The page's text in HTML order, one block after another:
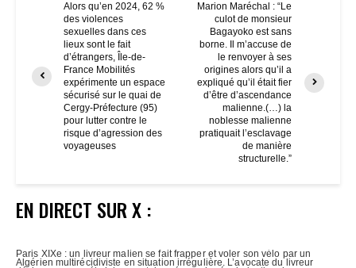
Alors qu’en 2024, 62 %
des violences
sexuelles dans ces
lieux sont le fait
d’étrangers, Île-de-
France Mobilités
expérimente un espace
sécurisé sur le quai de
Cergy-Préfecture (95)
pour lutter contre le
risque d’agression des
voyageuses
Marion Maréchal : “Le
culot de monsieur
Bagayoko est sans
borne. Il m’accuse de
le renvoyer à ses
origines alors qu’il a
expliqué qu’il était fier
d’être d’ascendance
malienne.(…) la
noblesse malienne
pratiquait l’esclavage
de manière
structurelle.”
EN DIRECT SUR X :